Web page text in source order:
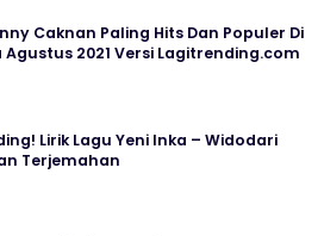
Caknan Paling Hits Dan Populer Di
Agustus 2021 Versi Lagitrending.com
Lirik Lagu Yeni Inka – Widodari
Terjemahan